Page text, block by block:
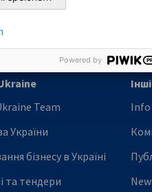
Team
України
бізнесу в Україні
та тендери
Info
Powered by